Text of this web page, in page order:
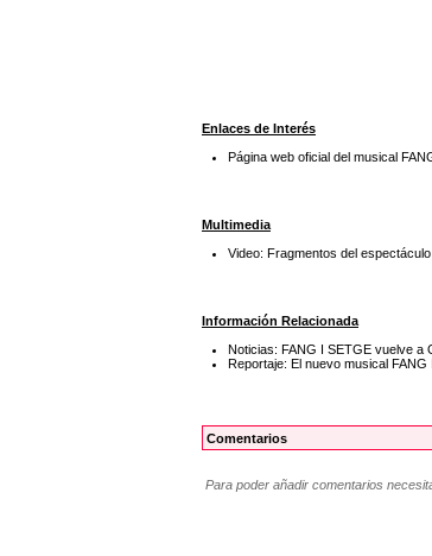
Enlaces de Interés
Página web oficial del musical
Multimedia
Video: Fragmentos del
Información Relacionada
Noticias: FANG I SETGE vuelve a
Reportaje: El nuevo musical
Comentarios
Para poder añadir comentarios